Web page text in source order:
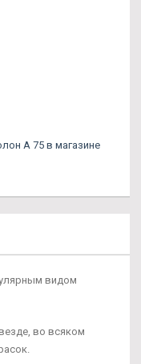
A 75 в магазине
видом
во всяком